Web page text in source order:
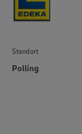
Standort
Polling